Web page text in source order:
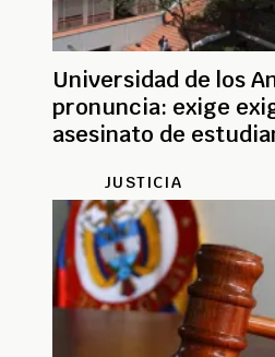
Universidad de los
pronuncia: exige
asesinato de
JUSTICIA